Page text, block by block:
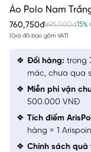
Áo Polo Nam
760,750đ895,000đ15%
(Giá đã bao gồm VAT)
Đổi hàng: trong
mác, chưa qua
Miễn phí vận
500.000 VNĐ
Tích điểm
hàng = 1
Chính sách quà